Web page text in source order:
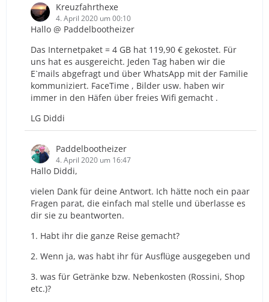
Kreuzfahrthexe
4. April 2020 um 00:10
Hallo @ Paddelbootheizer
Das Internetpaket = 4 GB hat 119,90 € gekostet. Für
uns hat es ausgereicht. Jeden Tag haben wir die
E`mails abgefragt und über WhatsApp mit der Familie
kommuniziert. FaceTime , Bilder usw. haben wir
immer in den Häfen über freies Wifi gemacht .
LG Diddi
Paddelbootheizer
4. April 2020 um 16:47
Hallo Diddi,
vielen Dank für deine Antwort. Ich hätte noch ein paar
Fragen parat, die einfach mal stelle und überlasse es
dir sie zu beantworten.
1. Habt ihr die ganze Reise gemacht?
2. Wenn ja, was habt ihr für Ausflüge ausgegeben und
3. was für Getränke bzw. Nebenkosten (Rossini, Shop
etc.)?